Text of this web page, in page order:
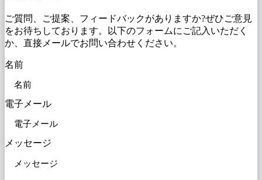
ご質問、ご提案、フィードバックがありますか?ぜひご意見
をお待ちしております。以下のフォームにご記入いただく
か、直接メールでお問い合わせください。
名前
電子メール
メッセージ